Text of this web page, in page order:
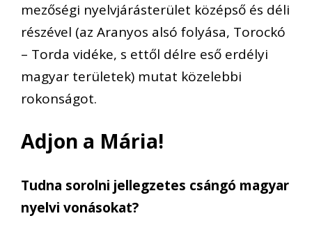
mezőségi nyelvjárásterület középső és déli
részével (az Aranyos alsó folyása, Torockó
– Torda vidéke, s ettől délre eső erdélyi
magyar területek) mutat közelebbi
rokonságot.
Adjon a Mária!
Tudna sorolni jellegzetes csángó magyar
nyelvi vonásokat?